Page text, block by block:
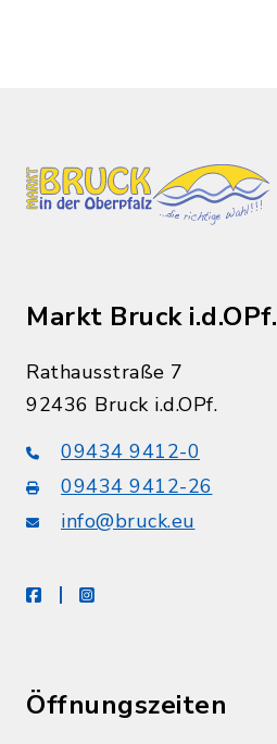
Markt Bruck i.d.OPf.
Rathausstraße 7
92436 Bruck i.d.OPf.
09434 9412-0
09434 9412-26
info@bruck.eu
facebookinstagram
Öffnungszeiten